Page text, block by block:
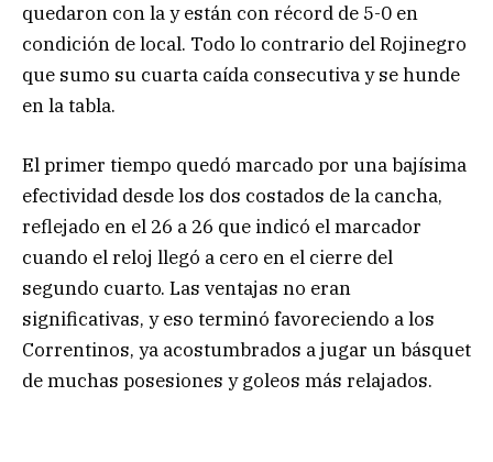
quedaron con la y están con récord de 5-0 en
condición de local. Todo lo contrario del Rojinegro
que sumo su cuarta caída consecutiva y se hunde
en la tabla.
El primer tiempo quedó marcado por una bajísima
efectividad desde los dos costados de la cancha,
reflejado en el 26 a 26 que indicó el marcador
cuando el reloj llegó a cero en el cierre del
segundo cuarto. Las ventajas no eran
significativas, y eso terminó favoreciendo a los
Correntinos, ya acostumbrados a jugar un básquet
de muchas posesiones y goleos más relajados.